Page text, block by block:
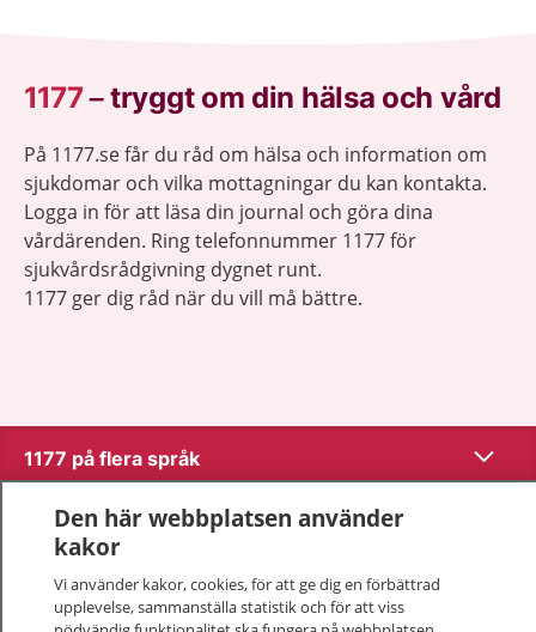
1177–tryggt om din hälsa och vård
På 1177.se får du råd om hälsa och information om
sjukdomar och vilka mottagningar du kan kontakta.
Logga in för att läsa din journal och göra dina
vårdärenden. Ring telefonnummer 1177 för
sjukvårdsrådgivning dygnet runt.
1177 ger dig råd när du vill må bättre.
1177 på flera språk Visa
Om 1177
Kontakt
Den här webbplatsen använder
kakor
Vi använder kakor, cookies, för att ge dig en förbättrad
upplevelse, sammanställa statistik och för att viss